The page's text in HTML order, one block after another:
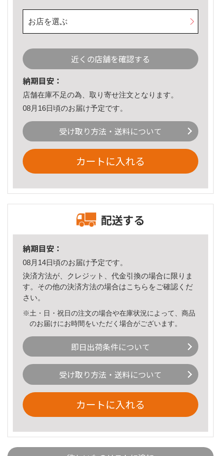
お店を選ぶ
近くの店舗を確認する
納期目安：
店舗在庫不足の為、取り寄せ注文となります。
08月16日頃のお届け予定です。
受け取り方法・送料について
カートに入れる
配送する
納期目安：
08月14日頃のお届け予定です。
決済方法が、クレジット、代金引換の場合に限りま
す。その他の決済方法の場合はこちら をご確認くだ
さい。
※土・日・祝日の注文の場合や在庫状況によって、商品
のお届けにお時間をいただく場合がございます。
即日出荷条件について
受け取り方法・送料について
カートに入れる